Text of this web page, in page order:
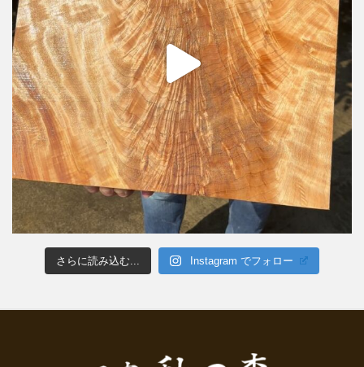
さらに読み込む... Instagram でフォロー